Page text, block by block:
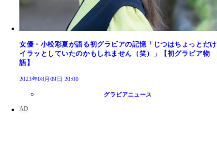
女優・小松彩夏が語る初グラビアの記憶「じつはちょっとだけ
イラッとしていたのかもしれません（笑）」【初グラビア物
語】
2023年08月09日 20:00
グラビアニュース